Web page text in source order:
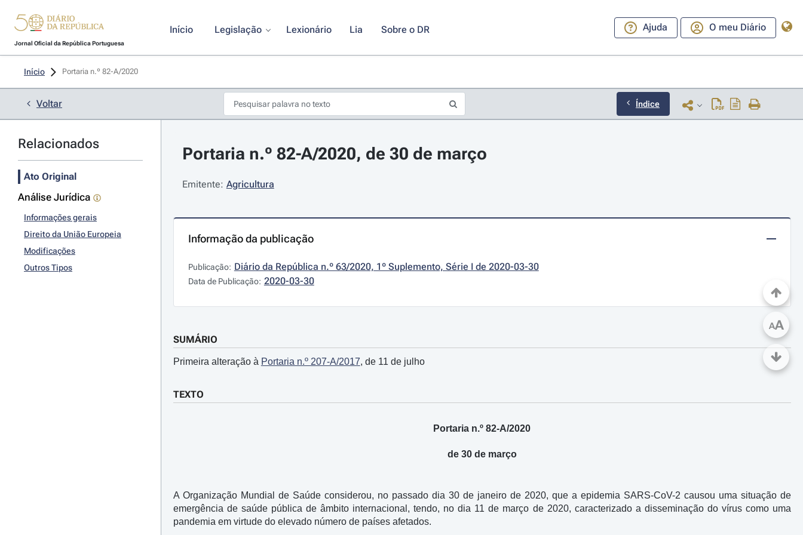
Jornal Oficial da República Portuguesa
Início Legislação Lexionário Lia Sobre o DR Ajuda O meu Diário
Início Portaria n.º 82-A/2020
Voltar Índice
Relacionados
Ato Original
Análise Jurídica
Informações gerais
Direito da União Europeia
Modificações
Outros Tipos
Portaria n.º 82-A/2020, de 30 de março
Emitente: Agricultura
Informação da publicação
Publicação: Diário da República n.º 63/2020, 1º Suplemento, Série I de 2020-03-30
Data de Publicação: 2020-03-30
SUMÁRIO
Primeira alteração à Portaria n.º 207-A/2017, de 11 de julho
TEXTO
Portaria n.º 82-A/2020
de 30 de março
A Organização Mundial de Saúde considerou, no passado dia 30 de janeiro de 2020, que a epidemia SARS-CoV-2 causou uma situação de
emergência de saúde pública de âmbito internacional, tendo, no dia 11 de março de 2020, caracterizado a disseminação do vírus como uma
pandemia em virtude do elevado número de países afetados.
AA